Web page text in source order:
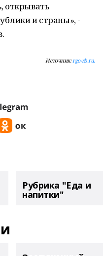
открывать
и страны», -
Источник:rgo-rb.ru.
Рубрика "Еда и
напитки"